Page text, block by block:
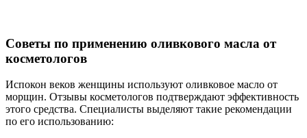
Советы по применению оливкового масла от
косметологов
Испокон веков женщины используют оливковое масло от
морщин. Отзывы косметологов подтверждают эффективность
этого средства. Специалисты выделяют такие рекомендации
по его использованию: